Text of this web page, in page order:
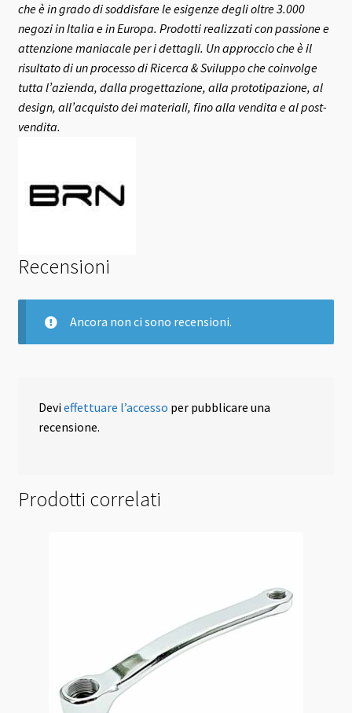
che è in grado di soddisfare le esigenze degli oltre 3.000
negozi in Italia e in Europa. Prodotti realizzati con passione e
attenzione maniacale per i dettagli. Un approccio che è il
risultato di un processo di Ricerca & Sviluppo che coinvolge
tutta l’azienda, dalla progettazione, alla prototipazione, al
design, all’acquisto dei materiali, fino alla vendita e al post-
vendita.
Recensioni
Ancora non ci sono recensioni.
Devieffettuare l’accesso per pubblicare una
recensione.
Prodotti correlati